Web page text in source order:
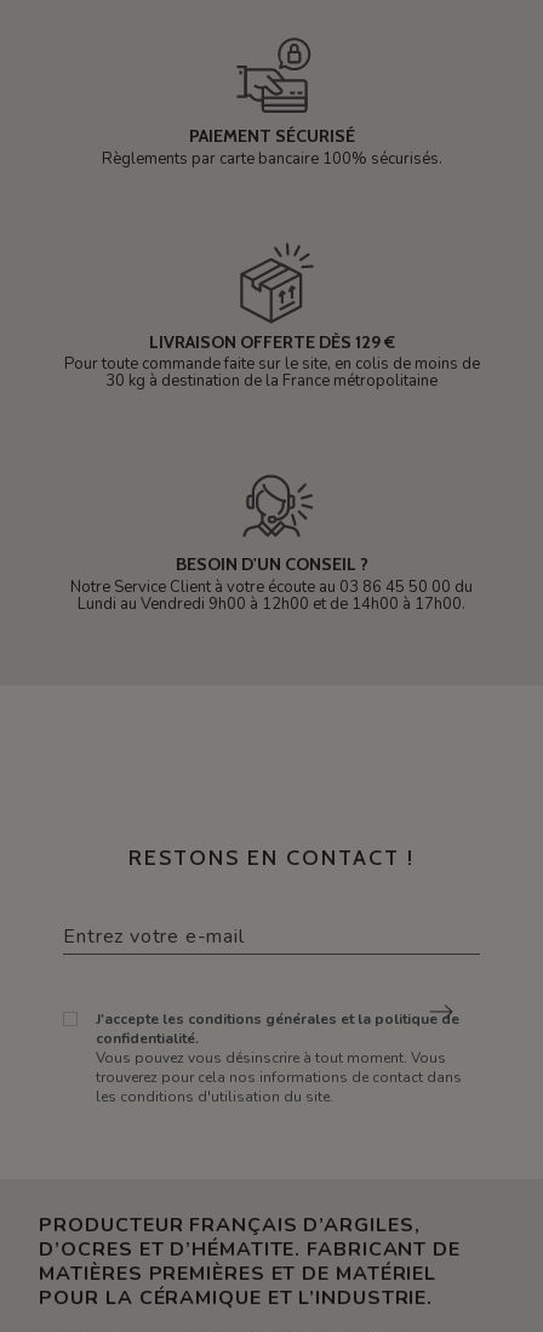
PAIEMENT SÉCURISÉ
Règlements par carte bancaire 100% sécurisés.
LIVRAISON OFFERTE DÈS 129 €
Pour toute commande faite sur le site, en colis de moins de
30 kg à destination de la France métropolitaine
BESOIN D'UN CONSEIL ?
Notre Service Client à votre écoute au 03 86 45 50 00 du
Lundi au Vendredi 9h00 à 12h00 et de 14h00 à 17h00.
RESTONS EN CONTACT !
J'accepte les conditions générales et la politique de
confidentialité.
Vous pouvez vous désinscrire à tout moment. Vous
trouverez pour cela nos informations de contact dans
les conditions d'utilisation du site.
PRODUCTEUR FRANÇAIS D’ARGILES,
D’OCRES ET D’HÉMATITE. FABRICANT DE
MATIÈRES PREMIÈRES ET DE MATÉRIEL
POUR LA CÉRAMIQUE ET L’INDUSTRIE.